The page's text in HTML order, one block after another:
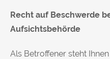
Recht auf Beschwerde
Aufsichtsbehörde
Als Betroffener steht